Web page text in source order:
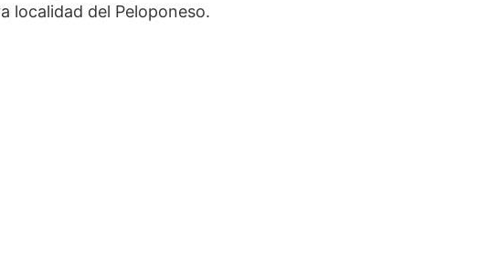
localidad del Peloponeso.